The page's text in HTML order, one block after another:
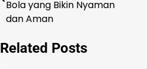
Bola yang Bikin Nyaman
dan Aman
Related Posts